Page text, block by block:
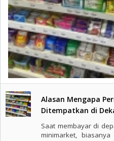
Alasan Mengapa
Ditempatkan di
Saat membayar di
minimarket,